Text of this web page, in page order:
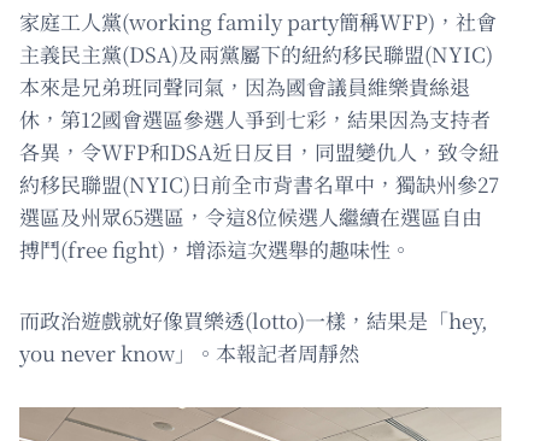
家庭工人黨(working family party簡稱WFP)，社會
主義民主黨(DSA)及兩黨屬下的紐約移民聯盟(NYIC)
本來是兄弟班同聲同氣，因為國會議員維樂貴絲退
休，第12國會選區參選人爭到七彩，結果因為支持者
各異，令WFP和DSA近日反目，同盟變仇人，致令紐
約移民聯盟(NYIC)日前全市背書名單中，獨缺州參27
選區及州眾65選區，令這8位候選人繼續在選區自由
搏鬥(free fight)，增添這次選舉的趣味性。
而政治遊戲就好像買樂透(lotto)一樣，結果是「hey,
you never know」。本報記者周靜然